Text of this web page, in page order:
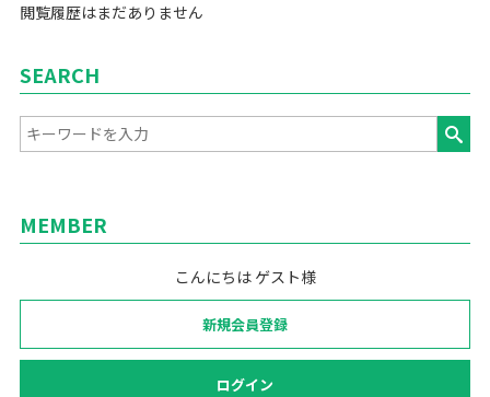
閲覧履歴はまだありません
SEARCH
MEMBER
こんにちは ゲスト様
新規会員登録
ログイン